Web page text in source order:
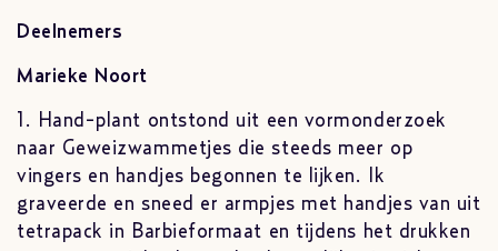
Deelnemers
Marieke Noort
1. Hand-plant ontstond uit een vormonderzoek
naar Geweizwammetjes die steeds meer op
vingers en handjes begonnen te lijken. Ik
graveerde en sneed er armpjes met handjes van uit
tetrapack in Barbieformaat en tijdens het drukken